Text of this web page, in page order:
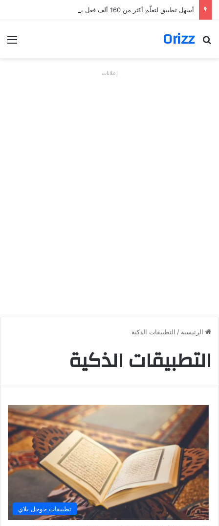
أسهل تطبيق لتعلّم أكثر من 160 ألف فعل بالألمانية
Orizz
بحث عن
إعلانات
الرئيسية / التطبيقات الذكية
التطبيقات الذكية
تطبيقات جوجل بلاي